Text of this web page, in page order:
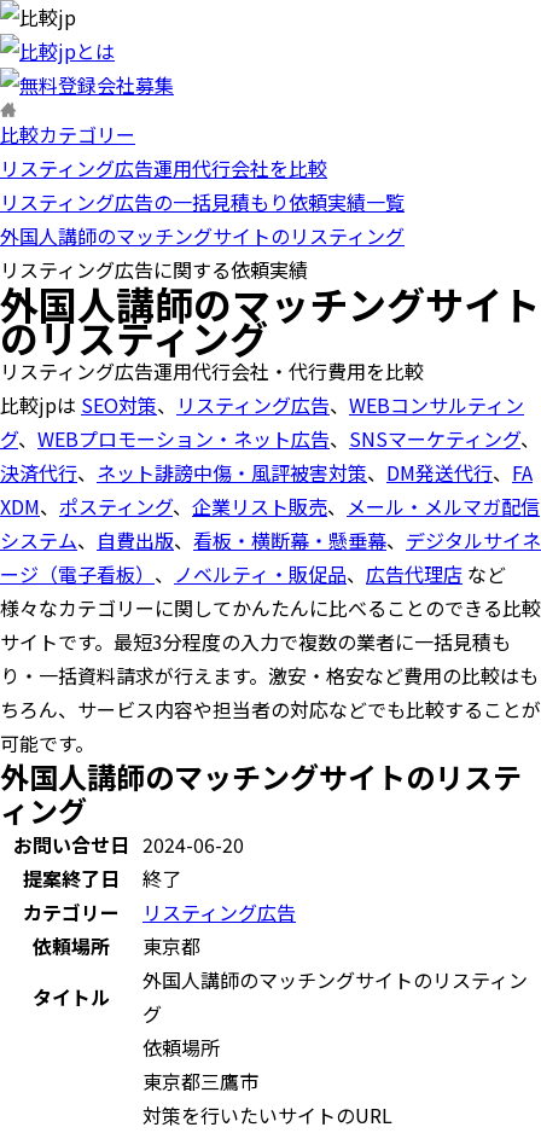
比較カテゴリー
リスティング広告運用代行会社を比較
リスティング広告の一括見積もり依頼実績一覧
外国人講師のマッチングサイトのリスティング
リスティング広告に関する依頼実績
外国人講師のマッチングサイト
のリスティング
リスティング広告運用代行会社・代行費用を比較
比較jpは SEO対策、 リスティング広告、 WEBコンサルティン
グ、 WEBプロモーション・ネット広告、 SNSマーケティング、
決済代行、 ネット誹謗中傷・風評被害対策、 DM発送代行、 FA
XDM、 ポスティング、 企業リスト販売、 メール・メルマガ配信
システム、 自費出版、 看板・横断幕・懸垂幕、 デジタルサイネ
ージ（電子看板） 、 ノベルティ・販促品、 広告代理店 など
様々なカテゴリーに関してかんたんに比べることのできる比較
サイトです。最短3分程度の入力で複数の業者に一括見積も
り・一括資料請求が行えます。激安・格安など費用の比較はも
ちろん、サービス内容や担当者の対応などでも比較することが
可能です。
外国人講師のマッチングサイトのリステ
ィング
お問い合せ日 2024-06-20
提案終了日
終了
カテゴリー
リスティング広告
依頼場所
東京都
タイトル
外国人講師のマッチングサイトのリスティン
グ
依頼場所
東京都三鷹市
対策を行いたいサイトのURL